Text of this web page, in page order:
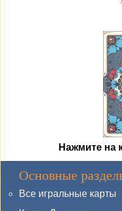
Нажмите на
Основные
Все игральные карты